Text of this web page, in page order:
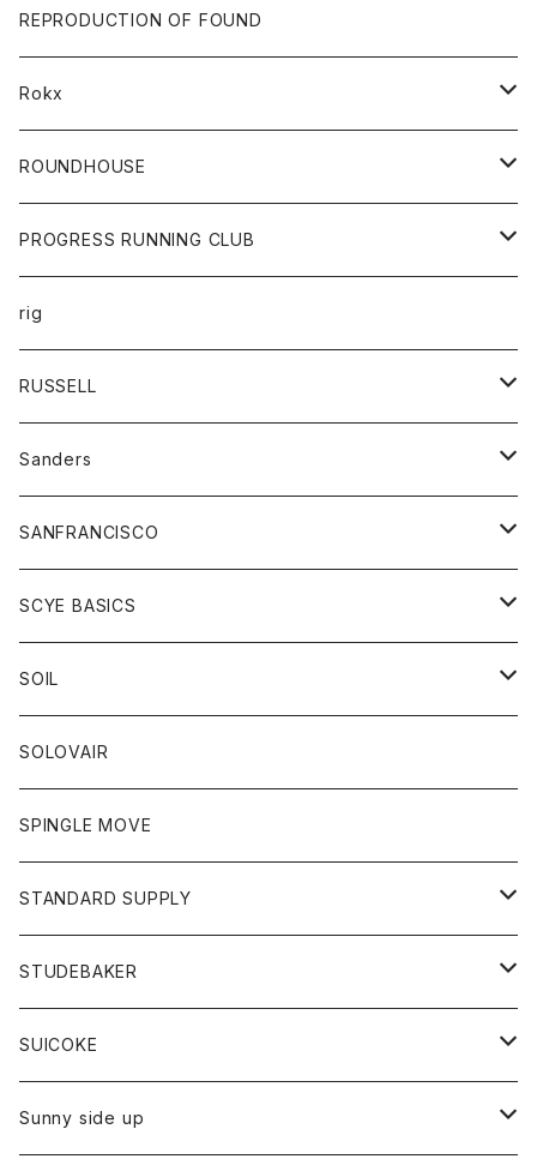
帽子
靴
バック
トップス
カットソー
カーディガン
ニット
ベスト
ボトムス
ショートパンツ
パンツ
レディース
カットソー
コート
ボトム
ワンピース
財布
バック
パンツ
ショートパンツ
REPRODUCTION OF FOUND
Rokx
ボトム
ROUNDHOUSE
エプロン
キッズ
オーバーオール
ボトム
ペインターパンツ
PROGRESS RUNNING CLUB
トップス
Tシャツ
グッズ
帽子
rig
RUSSELL
アウター
コート
パーカー
スカート
Tシャツ
トップス
Tシャツ
トレーナー
ボトム
ショートパンツ
スカート
レディース
スカート
Tシャツ
アクセサリー
バック
Sanders
グッズ
靴
SANFRANCISCO
アウター
カーディガン
コート
グッズ
ネクタイ
グローブ
アクセサリー
トップス
カットソー
カーディガン
ボトム
ショートパンツ
パンツ
レディース
カットソー
カーディガン
SCYE BASICS
ボトム
ジーンズ
チノパン
トップス
ポロシャツ
ベスト
靴
SOIL
靴
ワンピース
トップス
カットソー
ボトム
パンツ
オーバーオール
SOLOVAIR
SPINGLE MOVE
STANDARD SUPPLY
財布
バッグ
STUDEBAKER
アクセサリー
ブレスレット
SUICOKE
ブーツ
Sunny side up